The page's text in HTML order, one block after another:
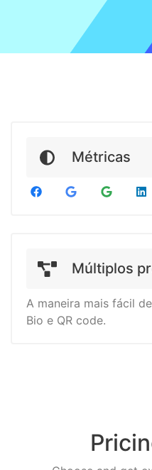
Métricas
Múltiplos
A maneira mais fácil
Bio e QR code.